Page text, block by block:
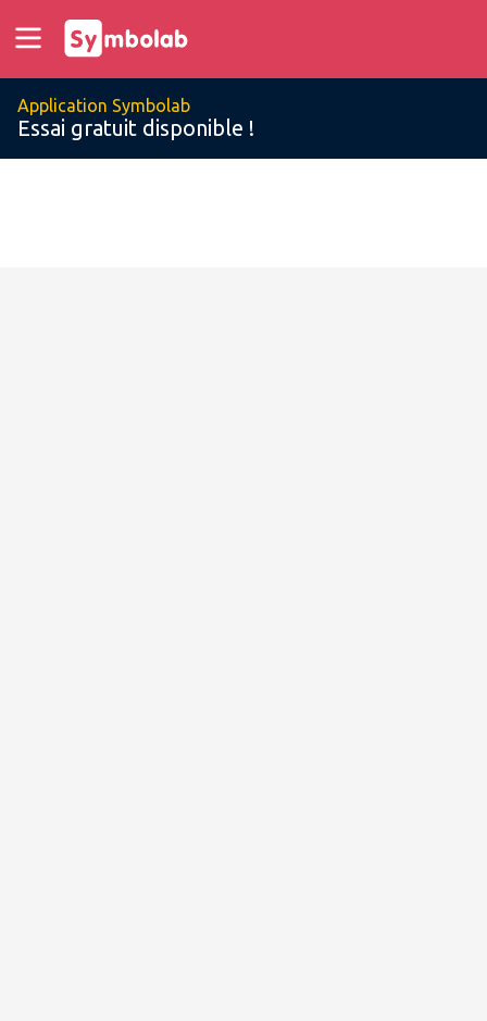
Application Symbolab
Essai gratuit disponible !